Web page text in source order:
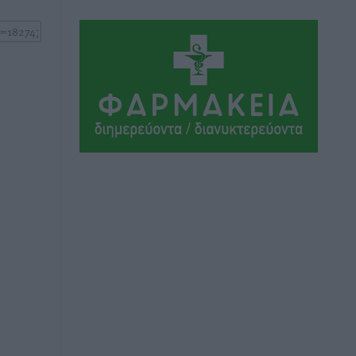
Συνελήφθη 37χρονη στη Ρόδο γιατί
είχε αφήσει τα τρία ανήλικα παιδιά της
χωρίς επιτήρηση
Τοπικές Ειδήσεις πριν 12 ώρες
Σταυρός Καλυθιών: Απέκτησε την